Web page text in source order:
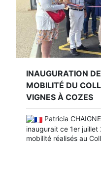
INAUGURATION
MOBILITÉ DU
VIGNES À COZES
Patricia
inaugurait ce 1er
mobilité réalisés au